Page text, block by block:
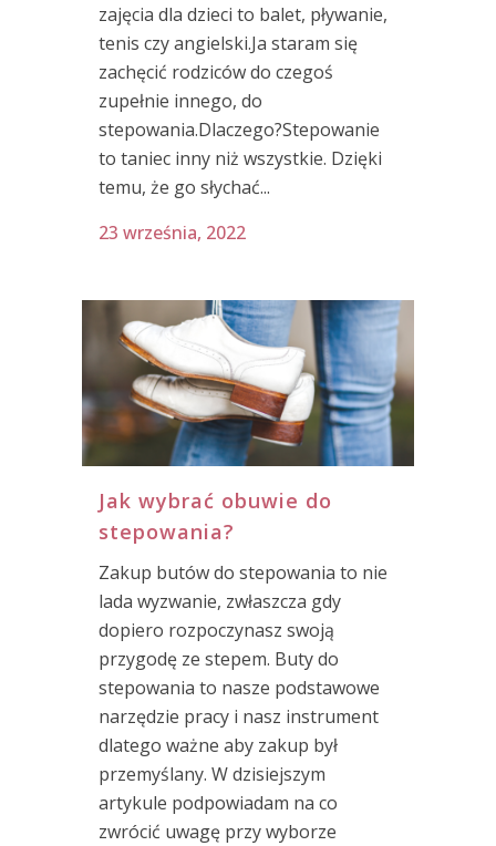
zajęcia dla dzieci to balet, pływanie,
tenis czy angielski.Ja staram się
zachęcić rodziców do czegoś
zupełnie innego, do
stepowania.Dlaczego?Stepowanie
to taniec inny niż wszystkie. Dzięki
temu, że go słychać...
23 września, 2022
Jak wybrać obuwie do
stepowania?
Zakup butów do stepowania to nie
lada wyzwanie, zwłaszcza gdy
dopiero rozpoczynasz swoją
przygodę ze stepem. Buty do
stepowania to nasze podstawowe
narzędzie pracy i nasz instrument
dlatego ważne aby zakup był
przemyślany. W dzisiejszym
artykule podpowiadam na co
zwrócić uwagę przy wyborze